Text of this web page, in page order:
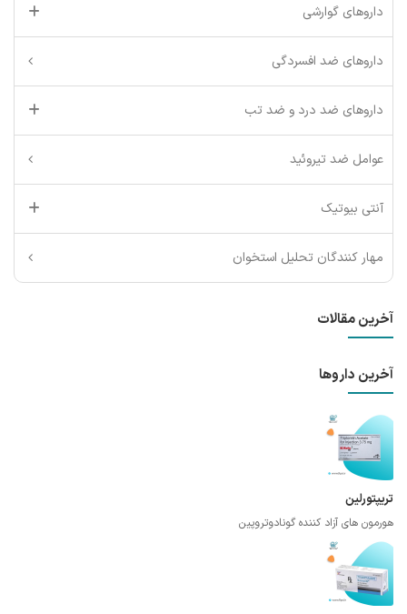
داروهای گوارشی
داروهای ضد افسردگی
داروهای ضد درد و ضد تب
عوامل ضد تیروئید
آنتی بیوتیک
مهار کنندگان تحلیل استخوان
آخرین مقالات
آخرین داروها
تریپتورلین
هورمون های آزاد کننده گونادوتروپین